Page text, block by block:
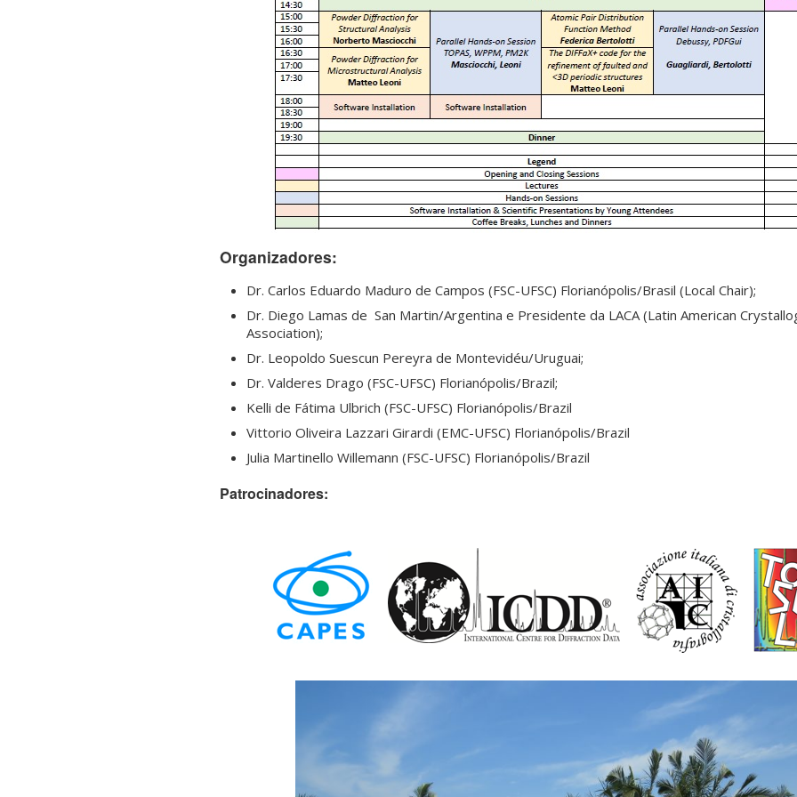
Organizadores:
Dr. Carlos Eduardo Maduro de Campos (FSC-UFSC) Florianópolis/Brasil (Local Chair);
Dr. Diego Lamas de San Martin/Argentina e Presidente da LACA (Latin American
Association);
Dr. Leopoldo Suescun Pereyra de Montevidéu/Uruguai;
Dr. Valderes Drago (FSC-UFSC) Florianópolis/Brazil;
Kelli de Fátima Ulbrich (FSC-UFSC) Florianópolis/Brazil
Vittorio Oliveira Lazzari Girardi (EMC-UFSC) Florianópolis/Brazil
Julia Martinello Willemann (FSC-UFSC) Florianópolis/Brazil
Patrocinadores: